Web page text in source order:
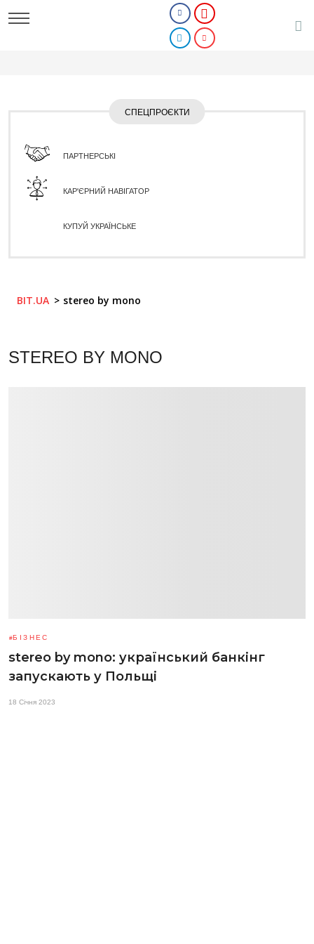
СПЕЦПРОЄКТИ
ПАРТНЕРСЬКІ
КАР'ЄРНИЙ НАВІГАТОР
КУПУЙ УКРАЇНСЬКЕ
BIT.UA stereo by mono
STEREO BY MONO
БІЗНЕС
stereo by mono: український банкінг
запускають у Польщі
18 Січня 2023